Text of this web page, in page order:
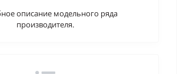
описание модельного ряда
производителя.